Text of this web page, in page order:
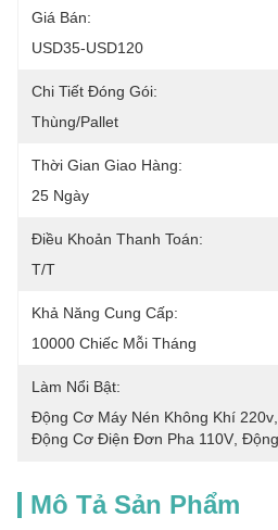
Giá Bán:
USD35-USD120
Chi Tiết Đóng Gói:
Thùng/pallet
Thời Gian Giao Hàng:
25 Ngày
Điều Khoản Thanh Toán:
T/T
Khả Năng Cung Cấp:
10000 Chiếc Mỗi Tháng
Làm Nổi Bật:
Động Cơ Máy Nén Không Khí 220v
Động Cơ Điện Đơn Pha 110V
Mô Tả Sản Phẩm